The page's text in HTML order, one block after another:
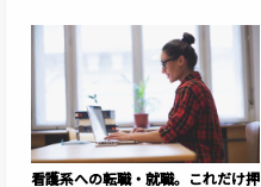
看護系への転職・就職。これだけ押